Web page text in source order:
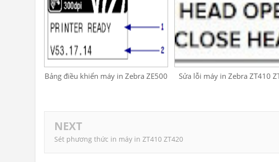
Bảng điều khiển máy in Zebra ZE500 Sửa lỗi máy in Zebra ZT410
NEXT
Sét phương thức in máy in ZT410 ZT420